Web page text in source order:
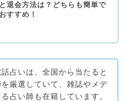
と退会方法は？どちらも簡単で
おすすめ！
占いは、全国から当たると
厳選していて、雑誌やメデ
占い師も在籍しています。